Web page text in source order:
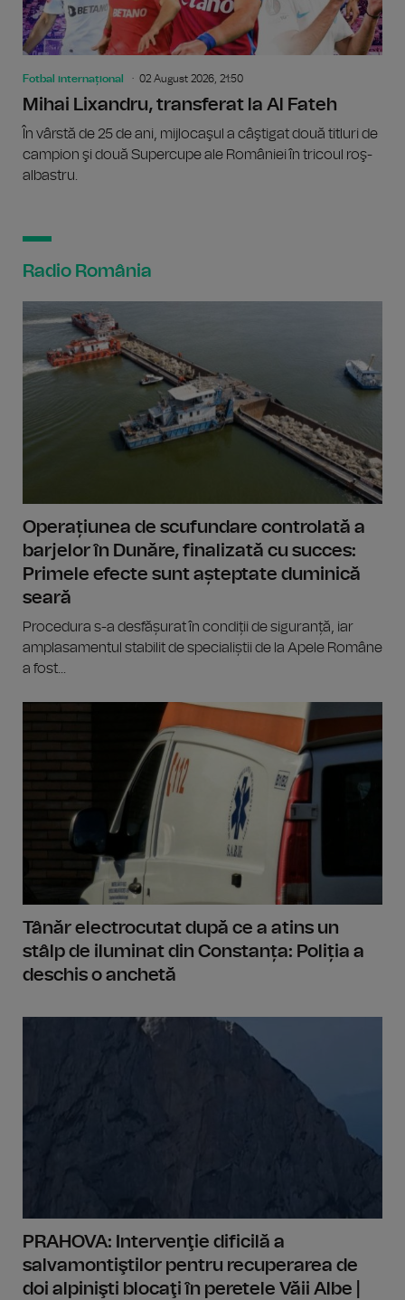
Fotbal internațional 02 August 2026, 21:50
Mihai Lixandru, transferat la Al Fateh
În vârstă de 25 de ani, mijlocaşul a câştigat două titluri de
campion şi două Supercupe ale României în tricoul roş-
albastru.
Radio România
Operațiunea de scufundare controlată a
barjelor în Dunăre, finalizată cu succes:
Primele efecte sunt așteptate duminică
seară
Procedura s-a desfășurat în condiții de siguranță, iar
amplasamentul stabilit de specialiștii de la Apele Române
a fost...
Tânăr electrocutat după ce a atins un
stâlp de iluminat din Constanța: Poliția a
deschis o anchetă
PRAHOVA: Intervenţie dificilă a
salvamontiştilor pentru recuperarea de
doi alpinişti blocaţi în peretele Văii Albe |